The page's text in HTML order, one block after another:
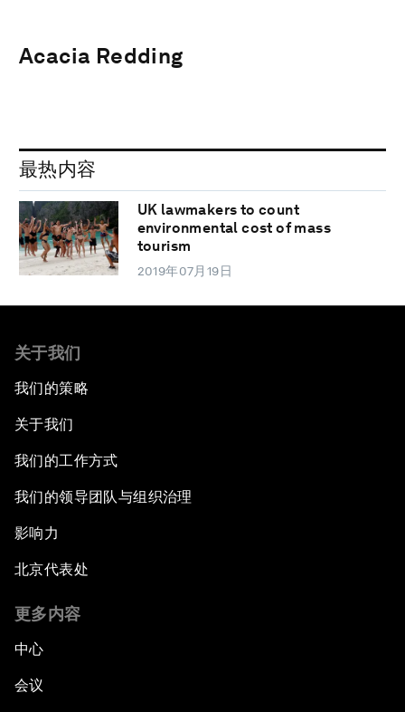
Acacia Redding
最热内容
UK lawmakers to count
environmental cost of mass
tourism
2019年07月19日
关于我们
我们的策略
关于我们
我们的工作方式
我们的领导团队与组织治理
影响力
北京代表处
更多内容
中心
会议